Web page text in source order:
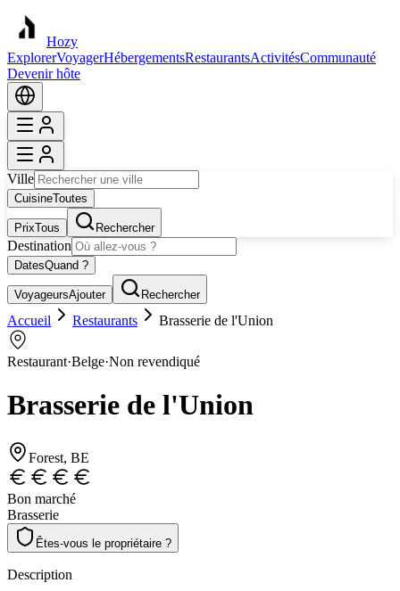
Hozy
ExplorerVoyagerHébergementsRestaurantsActivitésCommunauté
Devenir hôte
Ville
CuisineToutes
PrixTous Rechercher
Destination
DatesQuand ?
VoyageursAjouter Rechercher
Accueil Restaurants Brasserie de l'Union
Restaurant·Belge·Non revendiqué
Brasserie de l'Union
Forest, BE
Bon marché
Brasserie
Êtes-vous le propriétaire ?
Description